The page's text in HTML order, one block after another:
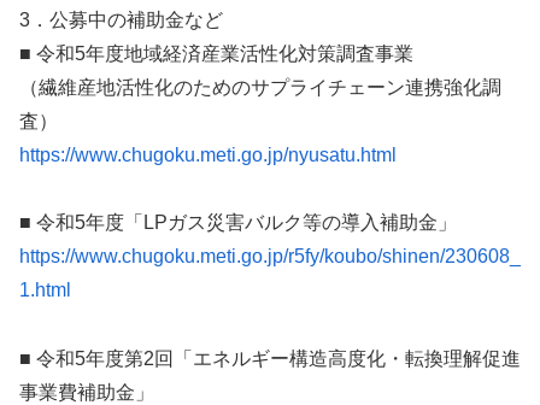
3．公募中の補助金など
■ 令和5年度地域経済産業活性化対策調査事業
（繊維産地活性化のためのサプライチェーン連携強化調
査）
https://www.chugoku.meti.go.jp/nyusatu.html
■ 令和5年度「LPガス災害バルク等の導入補助金」
https://www.chugoku.meti.go.jp/r5fy/koubo/shinen/230608_
1.html
■ 令和5年度第2回「エネルギー構造高度化・転換理解促進
事業費補助金」